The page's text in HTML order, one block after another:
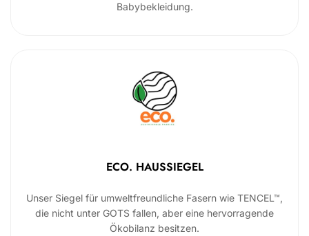
Babybekleidung.
ECO. HAUSSIEGEL
Unser Siegel für umweltfreundliche Fasern wie TENCEL™,
die nicht unter GOTS fallen, aber eine hervorragende
Ökobilanz besitzen.